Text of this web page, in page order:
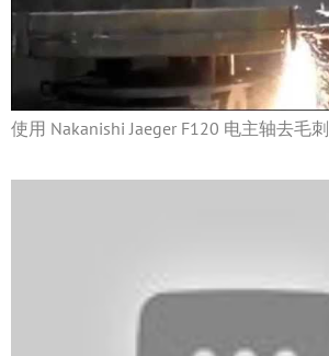
使用 Nakanishi Jaeger F120 电主轴去毛刺